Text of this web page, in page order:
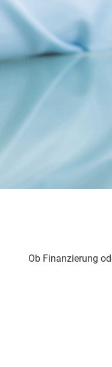
Ob Finanzierung